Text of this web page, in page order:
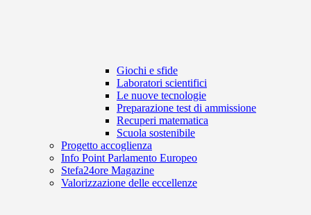
Giochi e sfide
Laboratori scientifici
Le nuove tecnologie
Preparazione test di ammissione
Recuperi matematica
Scuola sostenibile
Progetto accoglienza
Info Point Parlamento Europeo
Stefa24ore Magazine
Valorizzazione delle eccellenze